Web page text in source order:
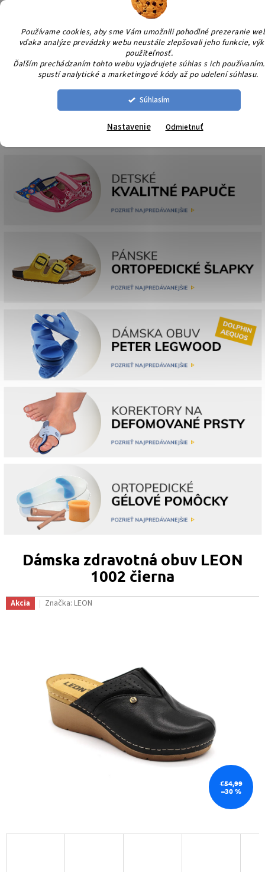
Používame cookies, aby sme Vám umožnili pohodlné prezeranie
vďaka analýze prevádzky webu neustále zlepšovali jeho funkcie,
použiteľnosť.
Ďalším prechádzaním tohto webu vyjadrujete súhlas s ich
spustí analytické a marketingové kódy až po udelení súhlasu.
Súhlasím
Nastavenie Odmietnuť
Prejsť
Dámska zdravotná obuv LEON
1002 čierna
Akcia Značka: LEON
€54,99
–30 %